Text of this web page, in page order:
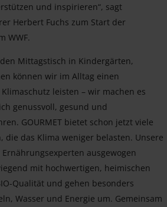
und inspirieren“, sagt
Herbert Fuchs zum Start der
WWF.
Mittagstisch in Kindergärten,
können wir im Alltag einen
leisten – wir machen es
genussvoll, gesund und
GOURMET bietet schon jetzt viele
die das Klima weniger belasten. Unsere
ausgewogen
mit hochwertigen, heimischen
Qualität und gehen besonders
Wasser und Energie um. Gemeinsam